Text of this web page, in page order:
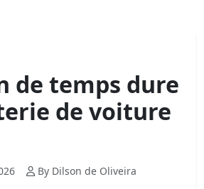
de temps dure
de voiture
By Dilson de Oliveira